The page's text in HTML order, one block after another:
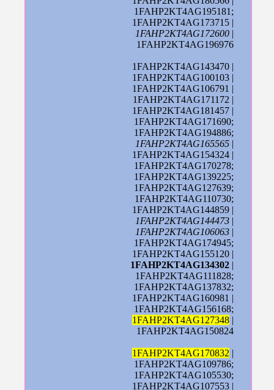
1FAHP2KT4AG195181;
1FAHP2KT4AG173715 |
1FAHP2KT4AG172600 |
1FAHP2KT4AG196976
1FAHP2KT4AG143470 |
1FAHP2KT4AG100103 |
1FAHP2KT4AG106791 |
1FAHP2KT4AG171172 |
1FAHP2KT4AG181457 |
1FAHP2KT4AG171690;
1FAHP2KT4AG194886;
1FAHP2KT4AG165565 |
1FAHP2KT4AG154324 |
1FAHP2KT4AG170278;
1FAHP2KT4AG139225;
1FAHP2KT4AG127639;
1FAHP2KT4AG110730;
1FAHP2KT4AG144859 |
1FAHP2KT4AG144473 |
1FAHP2KT4AG106063 |
1FAHP2KT4AG174945;
1FAHP2KT4AG155120 |
1FAHP2KT4AG134302 |
1FAHP2KT4AG111828;
1FAHP2KT4AG137832;
1FAHP2KT4AG160981 |
1FAHP2KT4AG156168;
1FAHP2KT4AG127348 |
1FAHP2KT4AG150824
1FAHP2KT4AG170832 |
1FAHP2KT4AG109786;
1FAHP2KT4AG105530;
1FAHP2KT4AG107553 |